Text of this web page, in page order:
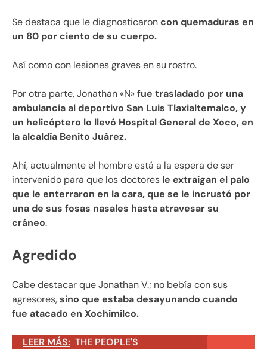
Se destaca que le diagnosticaroncon quemaduras en
un 80 por ciento de su cuerpo.
Así como con lesiones graves en su rostro.
Por otra parte, Jonathan «N»fue trasladado por una
ambulancia al deportivo San Luis Tlaxialtemalco, y
un helicóptero lo llevó Hospital General de Xoco, en
la alcaldía Benito Juárez.
Ahí, actualmente el hombre está a la espera de ser
intervenido para que los doctores le extraigan el palo
que le enterraron en la cara, que se le incrustó por
una de sus fosas nasales hasta atravesar su
cráneo.
Agredido
Cabe destacar que Jonathan V.; no bebía con sus
agresores,sino que estaba desayunando cuando
fue atacado en Xochimilco.
LEER MÁS: THE PEOPLE'S